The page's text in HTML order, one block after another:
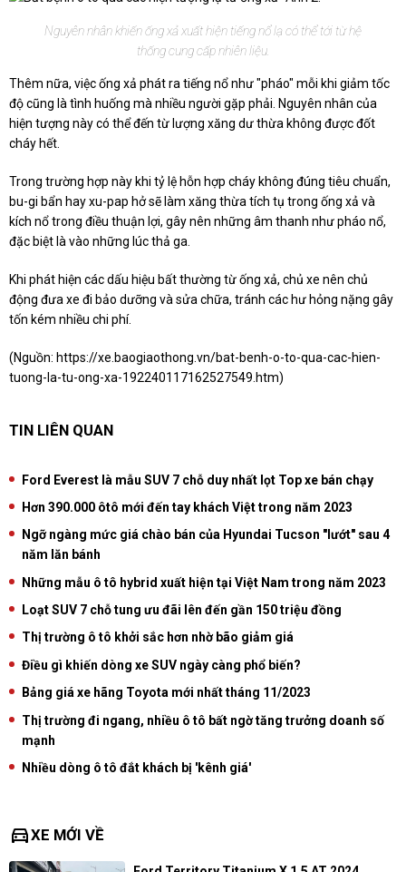
Nguyên nhân khiến ống xả xuất hiện tiếng nổ lạ có thể tới từ hệ
thống cung cấp nhiên liệu.
Thêm nữa, việc ống xả phát ra tiếng nổ như "pháo" mỗi khi giảm tốc
độ cũng là tình huống mà nhiều người gặp phải. Nguyên nhân của
hiện tượng này có thể đến từ lượng xăng dư thừa không được đốt
cháy hết.
Trong trường hợp này khi tỷ lệ hỗn hợp cháy không đúng tiêu chuẩn,
bu-gi bẩn hay xu-pap hở sẽ làm xăng thừa tích tụ trong ống xả và
kích nổ trong điều thuận lợi, gây nên những âm thanh như pháo nổ,
đặc biệt là vào những lúc thả ga.
Khi phát hiện các dấu hiệu bất thường từ ống xả, chủ xe nên chủ
động đưa xe đi bảo dưỡng và sửa chữa, tránh các hư hỏng nặng gây
tốn kém nhiều chi phí.
(Nguồn: https://xe.baogiaothong.vn/bat-benh-o-to-qua-cac-hien-
tuong-la-tu-ong-xa-192240117162527549.htm)
TIN LIÊN QUAN
Ford Everest là mẫu SUV 7 chỗ duy nhất lọt Top xe bán chạy
Hơn 390.000 ôtô mới đến tay khách Việt trong năm 2023
Ngỡ ngàng mức giá chào bán của Hyundai Tucson "lướt" sau 4
năm lăn bánh
Những mẫu ô tô hybrid xuất hiện tại Việt Nam trong năm 2023
Loạt SUV 7 chỗ tung ưu đãi lên đến gần 150 triệu đồng
Thị trường ô tô khởi sắc hơn nhờ bão giảm giá
Điều gì khiến dòng xe SUV ngày càng phổ biến?
Bảng giá xe hãng Toyota mới nhất tháng 11/2023
Thị trường đi ngang, nhiều ô tô bất ngờ tăng trưởng doanh số
mạnh
Nhiều dòng ô tô đắt khách bị 'kênh giá'
directions_carXE MỚI VỀ